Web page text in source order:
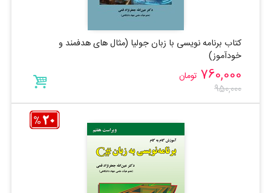
کتاب برنامه نویسی با زبان جولیا (مثال های هدفمند و
خودآموز)
760,000 تومان
950,000